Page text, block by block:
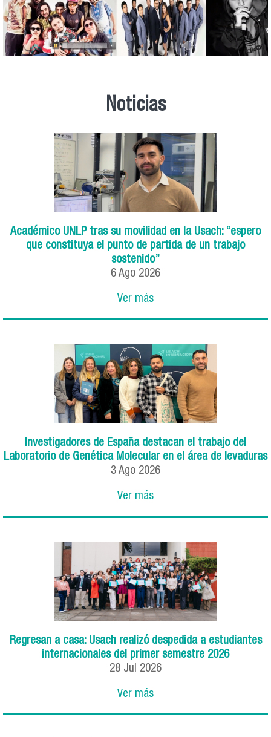
Noticias
Académico UNLP tras su movilidad en la Usach: “espero
que constituya el punto de partida de un trabajo
sostenido”
6 Ago 2026
Ver más
Investigadores de España destacan el trabajo del
Laboratorio de Genética Molecular en el área de levaduras
3 Ago 2026
Ver más
Regresan a casa: Usach realizó despedida a estudiantes
internacionales del primer semestre 2026
28 Jul 2026
Ver más